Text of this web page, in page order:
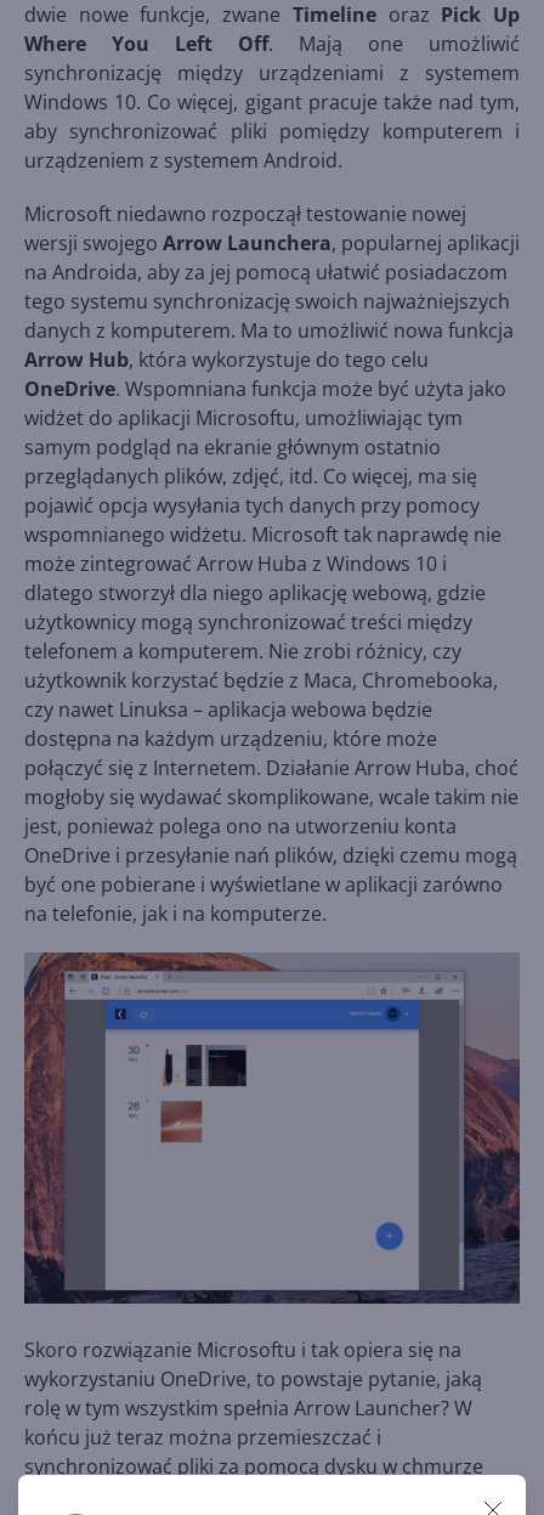
dwie nowe funkcje, zwane Timeline oraz Pick Up
Where You Left Off. Mają one umożliwić
synchronizację między urządzeniami z systemem
Windows 10. Co więcej, gigant pracuje także nad tym,
aby synchronizować pliki pomiędzy komputerem i
urządzeniem z systemem Android.
Microsoft niedawno rozpoczął testowanie nowej
wersji swojego Arrow Launchera, popularnej aplikacji
na Androida, aby za jej pomocą ułatwić posiadaczom
tego systemu synchronizację swoich najważniejszych
danych z komputerem. Ma to umożliwić nowa funkcja
Arrow Hub, która wykorzystuje do tego celu
OneDrive. Wspomniana funkcja może być użyta jako
widżet do aplikacji Microsoftu, umożliwiając tym
samym podgląd na ekranie głównym ostatnio
przeglądanych plików, zdjęć, itd. Co więcej, ma się
pojawić opcja wysyłania tych danych przy pomocy
wspomnianego widżetu. Microsoft tak naprawdę nie
może zintegrować Arrow Huba z Windows 10 i
dlatego stworzył dla niego aplikację webową, gdzie
użytkownicy mogą synchronizować treści między
telefonem a komputerem. Nie zrobi różnicy, czy
użytkownik korzystać będzie z Maca, Chromebooka,
czy nawet Linuksa – aplikacja webowa będzie
dostępna na każdym urządzeniu, które może
połączyć się z Internetem. Działanie Arrow Huba, choć
mogłoby się wydawać skomplikowane, wcale takim nie
jest, ponieważ polega ono na utworzeniu konta
OneDrive i przesyłanie nań plików, dzięki czemu mogą
być one pobierane i wyświetlane w aplikacji zarówno
na telefonie, jak i na komputerze.
Skoro rozwiązanie Microsoftu i tak opiera się na
wykorzystaniu OneDrive, to powstaje pytanie, jaką
rolę w tym wszystkim spełnia Arrow Launcher? W
końcu już teraz można przemieszczać i
synchronizować pliki za pomocą dysku w chmurze
OneDrive